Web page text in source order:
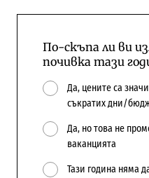
По-скъпа ли ви
почивка тази
Да, цените са
съкратих дни/
Да, но това не
ваканцията
Тази година няма